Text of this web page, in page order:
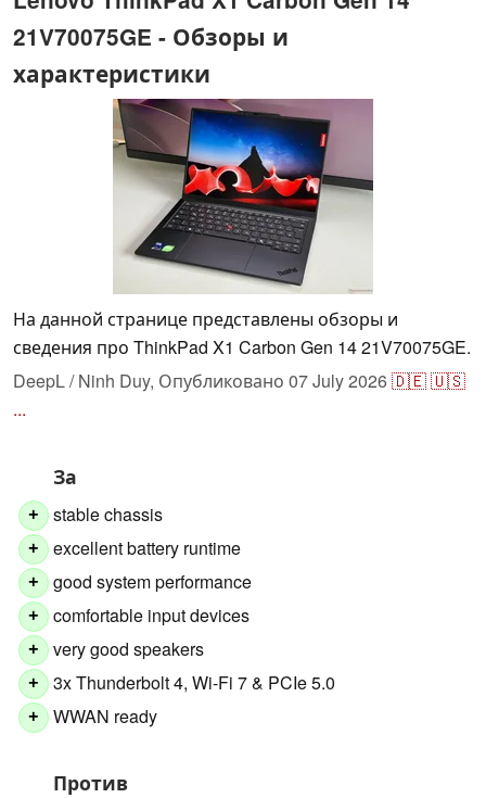
21V70075GE - Обзоры и
характеристики
На данной странице представлены обзоры и
сведения про ThinkPad X1 Carbon Gen 14 21V70075GE.
DeepL / Ninh Duy, Опубликовано 07 July 2026🇩🇪🇺🇸
...
За
+ stable chassis
+ excellent battery runtime
+ good system performance
+ comfortable input devices
+ very good speakers
+ 3x Thunderbolt 4, Wi-Fi 7 & PCIe 5.0
+ WWAN ready
Против